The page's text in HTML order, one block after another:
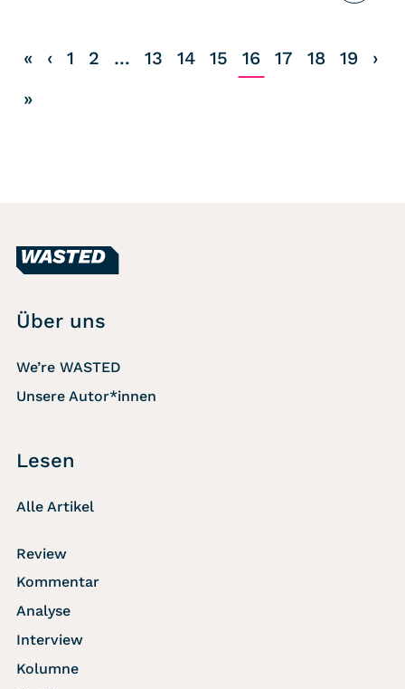
« ‹ 1 2 … 13 14 15 16 17 18 19
›
»
Über uns
We’re WASTED
Unsere Autor*innen
Lesen
Alle Artikel
Review
Kommentar
Analyse
Interview
Kolumne